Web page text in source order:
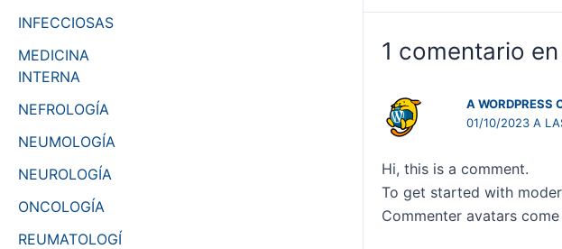
INFECCIOSAS
MEDICINA
INTERNA
NEFROLOGÍA
NEUMOLOGÍA
NEUROLOGÍA
ONCOLOGÍA
REUMATOLOGÍ
entradas
1 comentario
A WORDPRESS
01/10/2023 A
Hi, this is a comment.
To get started with
Commenter avatars